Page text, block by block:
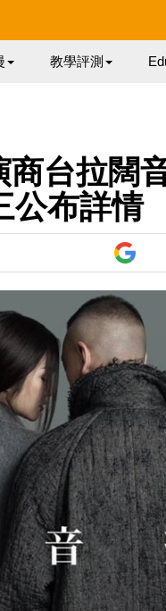
教學評測
台拉闊
公布詳情